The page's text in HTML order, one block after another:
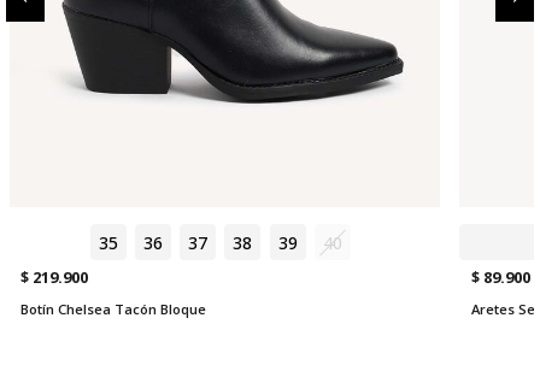
35 36 37 38 39 40
$ 219.900
Botín Chelsea Tacón Bloque
$ 89.900
Aretes